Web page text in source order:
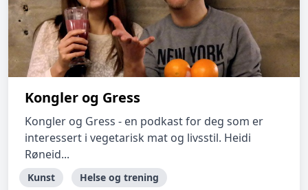
Kongler og Gress
Kongler og Gress - en podkast for deg som er
interessert i vegetarisk mat og livsstil. Heidi
Røneid...
Kunst Helse og trening